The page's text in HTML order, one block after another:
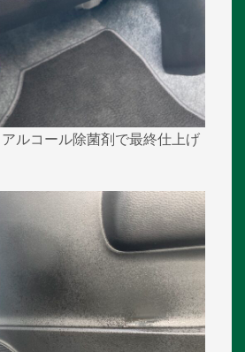
ルコール除菌剤で最終仕上げ